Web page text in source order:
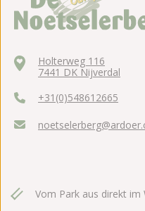
Holterweg 116
7441 DK Nijverdal
+31(0)548612665
Vom Park aus direkt im